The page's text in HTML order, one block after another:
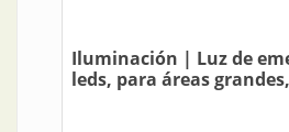
Iluminación | Luz de
leds, para áreas